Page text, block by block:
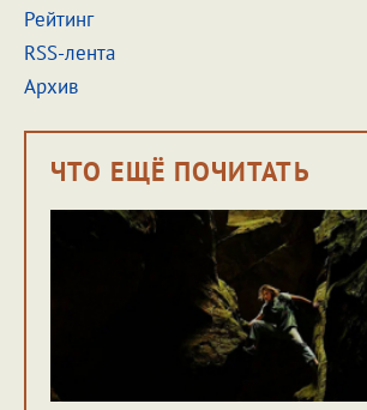
Рейтинг
RSS-лента
Архив
ЧТО ЕЩЁ ПОЧИТАТЬ